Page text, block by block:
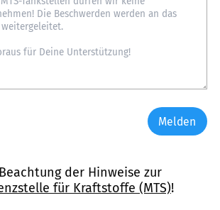
Melden
der Hinweise zur
für Kraftstoffe (MTS)!